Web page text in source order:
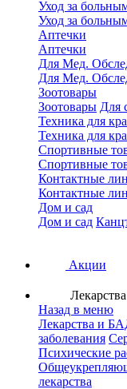
Уход за
Уход за
Аптечки
Аптечки
Для Мед.
Для Мед.
Зоотовары
Зоотовары Для
Техника для
Техника для
Спортивные
Спортивные
Контактные
Контактные
Дом и сад
Дом и сад
Акции
Назад в меню
Лекарства и
заболевания
Психические
лекарства